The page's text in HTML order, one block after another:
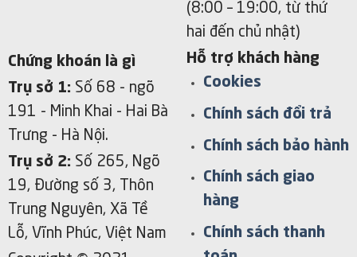
Chứng khoán là gì
Trụ sở 1: Số 68 - ngõ
191 - Minh Khai - Hai Bà
Trưng - Hà Nội.
Trụ sở 2: Số 265, Ngõ
19, Đường số 3, Thôn
Trung Nguyên, Xã Tề
Lỗ, Vĩnh Phúc, Việt Nam
(8:00 – 19:00, từ thứ
hai đến chủ nhật)
Hỗ trợ khách hàng
Cookies
Chính sách đổi trả
Chính sách bảo hành
Chính sách giao
hàng
Chính sách thanh